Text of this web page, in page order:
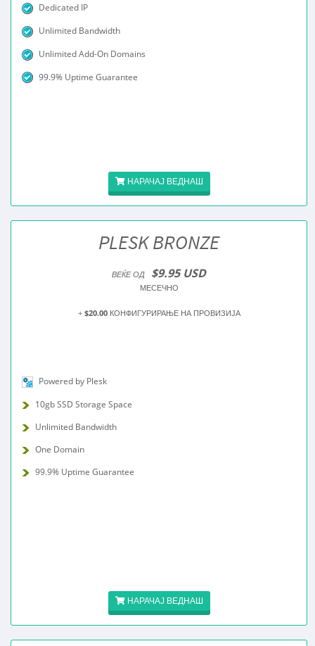
Dedicated IP
Unlimited Bandwidth
Unlimited Add-On Domains
99.9% Uptime Guarantee
НАРАЧАЈ ВЕДНАШ
PLESK BRONZE
ВЕЌЕ ОД $9.95 USD
МЕСЕЧНО
+ $20.00КОНФИГУРИРАЊЕ НА ПРОВИЗИЈА
Powered by Plesk
10gb SSD Storage Space
Unlimited Bandwidth
One Domain
99.9% Uptime Guarantee
НАРАЧАЈ ВЕДНАШ